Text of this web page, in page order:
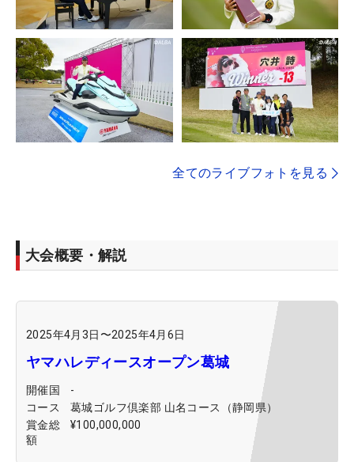
全てのライブフォトを見る
大会概要・解説
2025年4月3日 〜2025年4月6日
ヤマハレディースオープン葛城
開催国
-
コース
葛城ゴルフ倶楽部 山名コース（静岡県）
賞金総
額
¥100,000,000